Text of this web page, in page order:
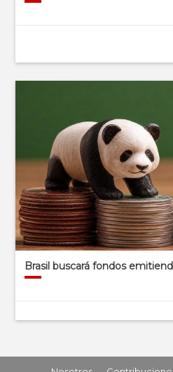
Brasil buscará fondos